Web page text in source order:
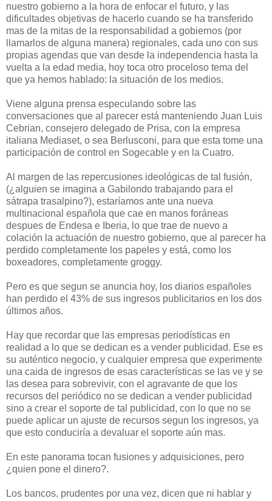
nuestro gobierno a la hora de enfocar el futuro, y las
dificultades objetivas de hacerlo cuando se ha transferido
mas de la mitas de la responsabilidad a gobiernos (por
llamarlos de alguna manera) regionales, cada uno con sus
propias agendas que van desde la independencia hasta la
vuelta a la edad media, hoy toca otro proceloso tema del
que ya hemos hablado: la situación de los medios.
Viene alguna prensa especulando sobre las
conversaciones que al parecer está manteniendo Juan Luis
Cebrian, consejero delegado de Prisa, con la empresa
italiana Mediaset, o sea Berlusconi, para que esta tome una
participación de control en Sogecable y en la Cuatro.
Al margen de las repercusiones ideológicas de tal fusión,
(¿alguien se imagina a Gabilondo trabajando para el
sátrapa trasalpino?), estaríamos ante una nueva
multinacional española que cae en manos foráneas
despues de Endesa e Iberia, lo que trae de nuevo a
colación la actuación de nuestro gobierno, que al parecer ha
perdido completamente los papeles y está, como los
boxeadores, completamente groggy.
Pero es que segun se anuncia hoy, los diarios españoles
han perdido el 43% de sus ingresos publicitarios en los dos
últimos años.
Hay que recordar que las empresas periodísticas en
realidad a lo que se dedican es a vender publicidad. Ese es
su auténtico negocio, y cualquier empresa que experimente
una caida de ingresos de esas características se las ve y se
las desea para sobrevivir, con el agravante de que los
recursos del periódico no se dedican a vender publicidad
sino a crear el soporte de tal publicidad, con lo que no se
puede aplicar un ajuste de recursos segun los ingresos, ya
que esto conduciría a devaluar el soporte aún mas.
En este panorama tocan fusiones y adquisiciones, pero
¿quien pone el dinero?.
Los bancos, prudentes por una vez, dicen que ni hablar y